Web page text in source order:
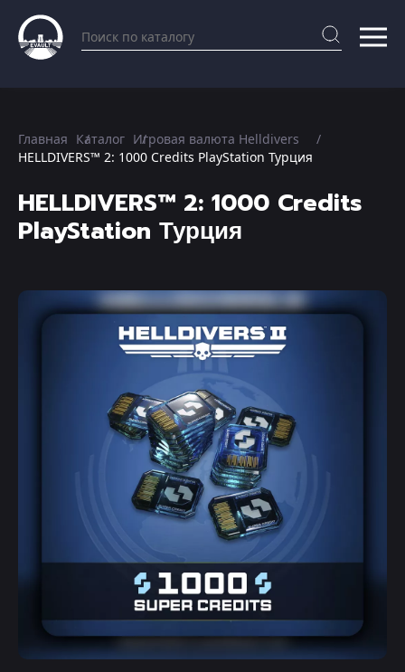
Главная Каталог Игровая валюта Helldivers
HELLDIVERS™ 2: 1000 Credits PlayStation Турция
HELLDIVERS™ 2: 1000 Credits
PlayStation Турция